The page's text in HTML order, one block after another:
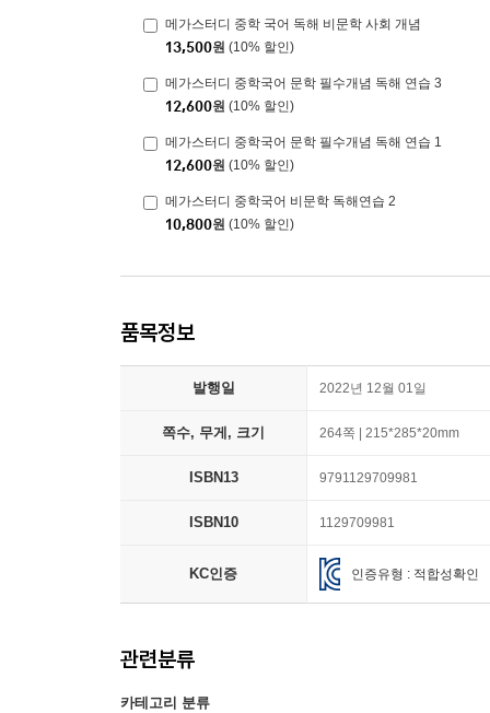
메가스터디 중학 국어 독해 비문학 사회 개념
13,500원 (10% 할인)
메가스터디 중학국어 문학 필수개념 독해 연습 3
12,600원 (10% 할인)
메가스터디 중학국어 문학 필수개념 독해 연습 1
12,600원 (10% 할인)
메가스터디 중학국어 비문학 독해연습 2
10,800원 (10% 할인)
품목정보
발행일 2022년 12월 01일
쪽수, 무게, 크기 264쪽 | 215*285*20mm
ISBN13 9791129709981
ISBN10 1129709981
KC인증 인증유형 : 적합성확인
관련분류
카테고리 분류